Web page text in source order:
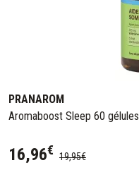
PRANAROM
Aromaboost Sleep 60 gélules
16,96€ 19,95€